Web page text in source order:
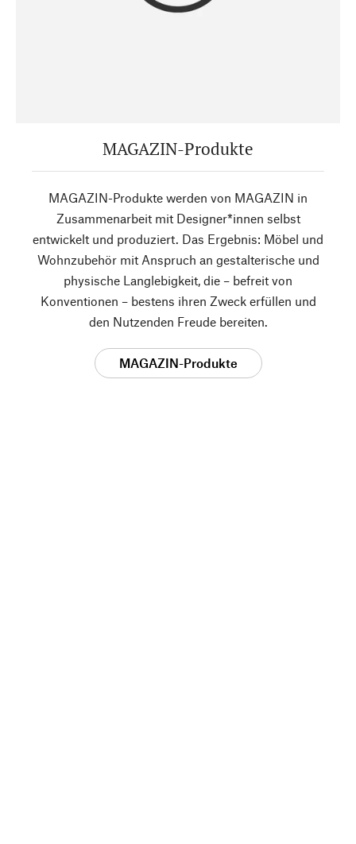
MAGAZIN-Produkte
MAGAZIN-Produkte werden von MAGAZIN in
Zusammenarbeit mit Designer*innen selbst
entwickelt und produziert. Das Ergebnis: Möbel und
Wohnzubehör mit Anspruch an gestalterische und
physische Langlebigkeit, die – befreit von
Konventionen – bestens ihren Zweck erfüllen und
den Nutzenden Freude bereiten.
MAGAZIN-Produkte